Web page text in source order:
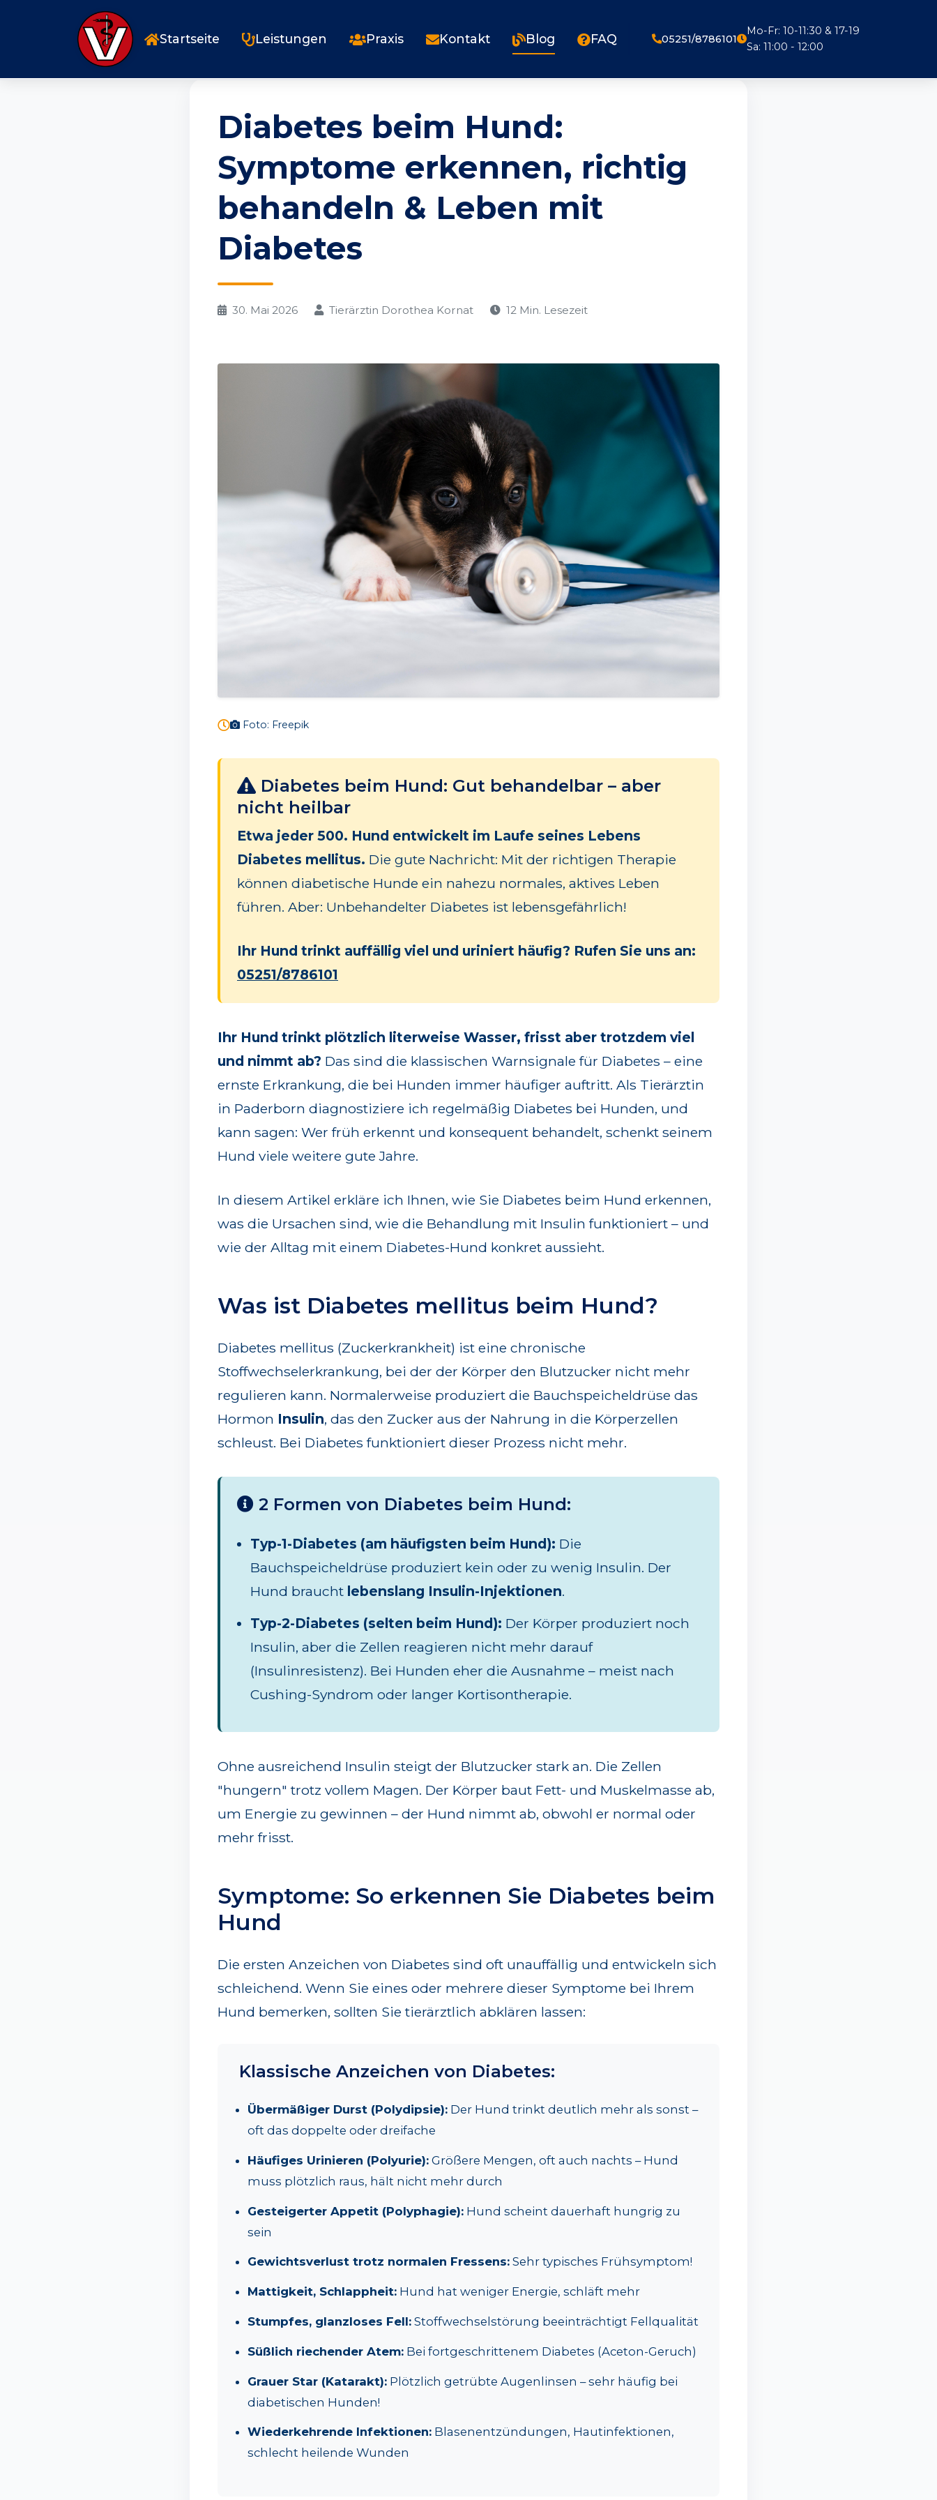
Startseite Leistungen Praxis Kontakt Blog FAQ 05251/8786101
Mo-Fr: 10-11:30 & 17-19
Sa: 11:00 - 12:00
Blog Diabetes beim Hund
Diabetes beim Hund:
Symptome erkennen, richtig
behandeln & Leben mit
Diabetes
30. Mai 2026 Tierärztin Dorothea Kornat 12 Min. Lesezeit
Foto: Freepik
Diabetes beim Hund: Gut behandelbar – aber
nicht heilbar
Etwa jeder 500. Hund entwickelt im Laufe seines Lebens
Diabetes mellitus. Die gute Nachricht: Mit der richtigen Therapie
können diabetische Hunde ein nahezu normales, aktives Leben
führen. Aber: Unbehandelter Diabetes ist lebensgefährlich!
Ihr Hund trinkt auffällig viel und uriniert häufig? Rufen Sie uns an:
05251/8786101
Ihr Hund trinkt plötzlich literweise Wasser, frisst aber trotzdem viel
und nimmt ab? Das sind die klassischen Warnsignale für Diabetes – eine
ernste Erkrankung, die bei Hunden immer häufiger auftritt. Als Tierärztin
in Paderborn diagnostiziere ich regelmäßig Diabetes bei Hunden, und
kann sagen: Wer früh erkennt und konsequent behandelt, schenkt seinem
Hund viele weitere gute Jahre.
In diesem Artikel erkläre ich Ihnen, wie Sie Diabetes beim Hund erkennen,
was die Ursachen sind, wie die Behandlung mit Insulin funktioniert – und
wie der Alltag mit einem Diabetes-Hund konkret aussieht.
Was ist Diabetes mellitus beim Hund?
Diabetes mellitus (Zuckerkrankheit) ist eine chronische
Stoffwechselerkrankung, bei der der Körper den Blutzucker nicht mehr
regulieren kann. Normalerweise produziert die Bauchspeicheldrüse das
Hormon Insulin, das den Zucker aus der Nahrung in die Körperzellen
schleust. Bei Diabetes funktioniert dieser Prozess nicht mehr.
2 Formen von Diabetes beim Hund:
Typ-1-Diabetes (am häufigsten beim Hund): Die
Bauchspeicheldrüse produziert kein oder zu wenig Insulin. Der
Hund braucht lebenslang Insulin-Injektionen.
Typ-2-Diabetes (selten beim Hund): Der Körper produziert noch
Insulin, aber die Zellen reagieren nicht mehr darauf
(Insulinresistenz). Bei Hunden eher die Ausnahme – meist nach
Cushing-Syndrom oder langer Kortisontherapie.
Ohne ausreichend Insulin steigt der Blutzucker stark an. Die Zellen
"hungern" trotz vollem Magen. Der Körper baut Fett- und Muskelmasse ab,
um Energie zu gewinnen – der Hund nimmt ab, obwohl er normal oder
mehr frisst.
Symptome: So erkennen Sie Diabetes beim
Hund
Die ersten Anzeichen von Diabetes sind oft unauffällig und entwickeln sich
schleichend. Wenn Sie eines oder mehrere dieser Symptome bei Ihrem
Hund bemerken, sollten Sie tierärztlich abklären lassen:
Klassische Anzeichen von Diabetes:
Übermäßiger Durst (Polydipsie): Der Hund trinkt deutlich mehr als sonst –
oft das doppelte oder dreifache
Häufiges Urinieren (Polyurie): Größere Mengen, oft auch nachts – Hund
muss plötzlich raus, hält nicht mehr durch
Gesteigerter Appetit (Polyphagie): Hund scheint dauerhaft hungrig zu
sein
Gewichtsverlust trotz normalen Fressens: Sehr typisches Frühsymptom!
Mattigkeit, Schlappheit: Hund hat weniger Energie, schläft mehr
Stumpfes, glanzloses Fell: Stoffwechselstörung beeinträchtigt Fellqualität
Süßlich riechender Atem: Bei fortgeschrittenem Diabetes (Aceton-Geruch)
Grauer Star (Katarakt): Plötzlich getrübte Augenlinsen – sehr häufig bei
diabetischen Hunden!
Wiederkehrende Infektionen: Blasenentzündungen, Hautinfektionen,
schlecht heilende Wunden